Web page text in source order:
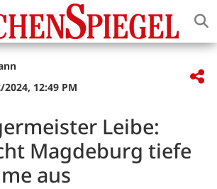
12:49 PM
Leibe:
Magdeburg tiefe
aus